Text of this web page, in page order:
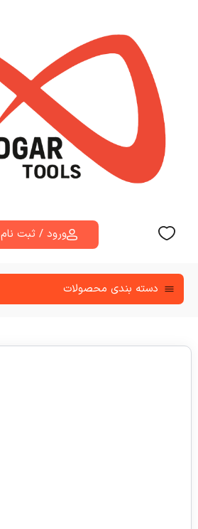
ورود / ثبت نام
دسته‌ بندی محصولات